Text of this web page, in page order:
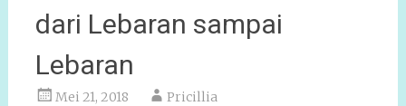
dari Lebaran sampai
Lebaran
Mei 21, 2018 Pricillia